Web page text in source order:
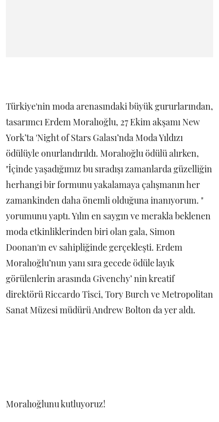
Türkiye'nin moda arenasındaki büyük gururlarından,
tasarımcı Erdem Moralıoğlu, 27 Ekim akşamı New
York’ta 'Night of Stars Galası’nda Moda Yıldızı
ödülüyle onurlandırıldı. Moralıoğlu ödülü alırken,
"İçinde yaşadığımız bu sıradışı zamanlarda güzelliğin
herhangi bir formunu yakalamaya çalışmanın her
zamankinden daha önemli olduğuna inanıyorum. "
yorumunu yaptı. Yılın en saygın ve merakla beklenen
moda etkinliklerinden biri olan gala, Simon
Doonan'ın ev sahipliğinde gerçekleşti. Erdem
Moralıoğlu’nun yanı sıra gecede ödüle layık
görülenlerin arasında Givenchy’ nin kreatif
direktörü Riccardo Tisci, Tory Burch ve Metropolitan
Sanat Müzesi müdürü Andrew Bolton da yer aldı.
Moralıoğlunu kutluyoruz!